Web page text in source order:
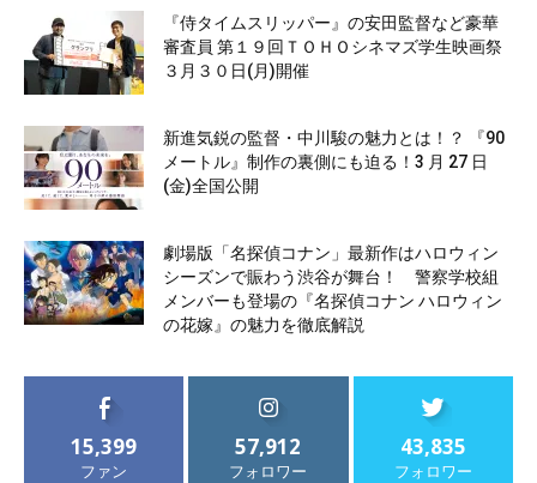
『侍タイムスリッパー』の安田監督など豪華
審査員 第１９回ＴＯＨＯシネマズ学生映画祭
３月３０日(月)開催
新進気鋭の監督・中川駿の魅力とは！？ 『90
メートル』制作の裏側にも迫る！3 月 27 日
(金)全国公開
劇場版「名探偵コナン」最新作はハロウィン
シーズンで賑わう渋谷が舞台！ 警察学校組
メンバーも登場の『名探偵コナン ハロウィン
の花嫁』の魅力を徹底解説
15,399
ファン
57,912
フォロワー
43,835
フォロワー